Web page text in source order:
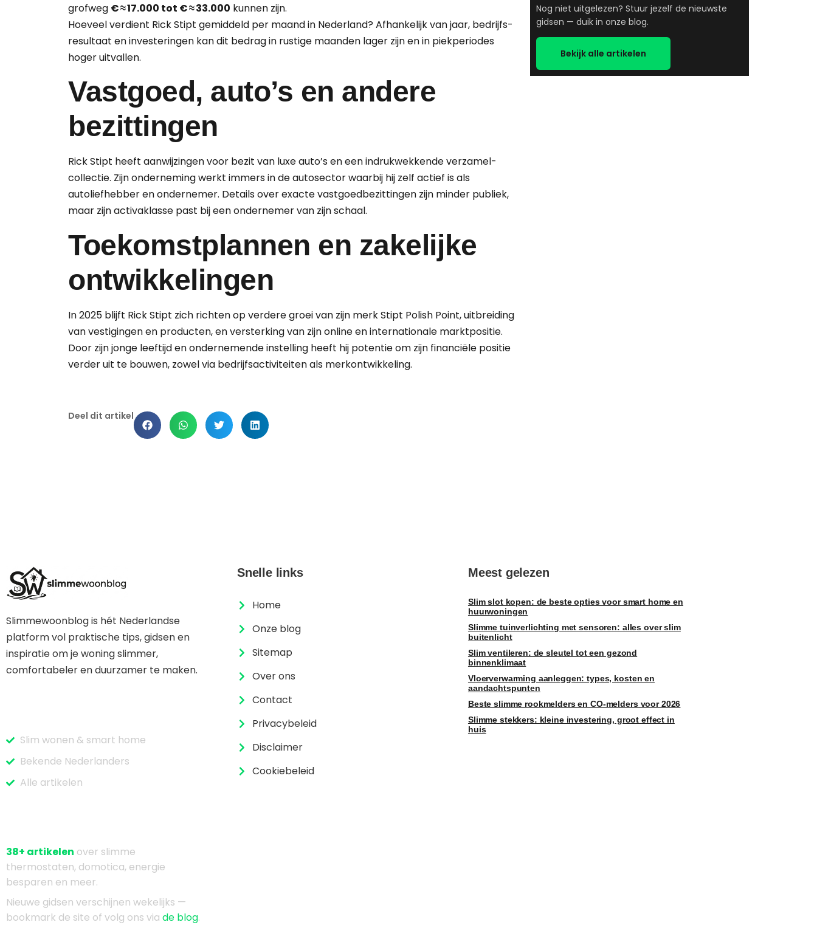
grofweg € ≈ 17.000 tot € ≈ 33.000 kunnen zijn.
Hoeveel verdient Rick Stipt gemiddeld per maand in Nederland? Afhankelijk van jaar, bedrijfs­
resultaat en investeringen kan dit bedrag in rustige maanden lager zijn en in piek­periodes
hoger uitvallen.
Vastgoed, auto’s en andere
bezittingen
Rick Stipt heeft aanwijzingen voor bezit van luxe auto’s en een indrukwekkende verzamel­
collectie. Zijn onderneming werkt immers in de autosector waarbij hij zelf actief is als
autoliefhebber en ondernemer. Details over exacte vastgoed­bezittingen zijn minder publiek,
maar zijn activaklasse past bij een ondernemer van zijn schaal.
Toekomstplannen en zakelijke
ontwikkelingen
In 2025 blijft Rick Stipt zich richten op verdere groei van zijn merk Stipt Polish Point, uitbreiding
van vestigingen en producten, en versterking van zijn online en internationale markt­positie.
Door zijn jonge leeftijd en ondernemende instelling heeft hij potentie om zijn financiële positie
verder uit te bouwen, zowel via bedrijfs­activiteiten als merk­ontwikkeling.
Deel dit artikel
Nog niet uitgelezen? Stuur jezelf de nieuwste
gidsen — duik in onze blog.
Bekijk alle artikelen
Slimmewoonblog is hét Nederlandse
platform vol praktische tips, gidsen en
inspiratie om je woning slimmer,
comfortabeler en duurzamer te maken.
Slim wonen & smart home
Bekende Nederlanders
Alle artikelen
38+ artikelen over slimme
thermostaten, domotica, energie
besparen en meer.
Nieuwe gidsen verschijnen wekelijks —
bookmark de site of volg ons via de blog.
Snelle links
Home
Onze blog
Sitemap
Over ons
Contact
Privacybeleid
Disclaimer
Cookiebeleid
Meest gelezen
Slim slot kopen: de beste opties voor smart home en
huurwoningen
Slimme tuinverlichting met sensoren: alles over slim
buitenlicht
Slim ventileren: de sleutel tot een gezond
binnenklimaat
Vloerverwarming aanleggen: types, kosten en
aandachtspunten
Beste slimme rookmelders en CO-melders voor 2026
Slimme stekkers: kleine investering, groot effect in
huis